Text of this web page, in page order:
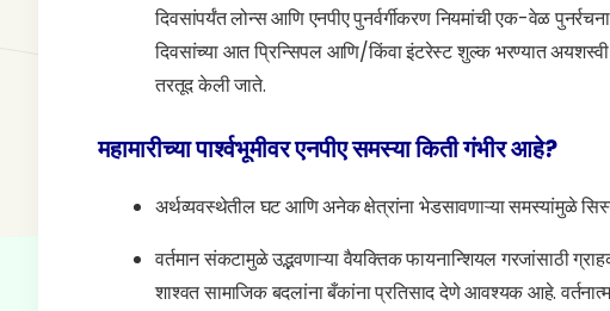
दिवसांपर्यंत लोन्स आणि एनपीए पुनर्वर्गीकरण नियमांची एक-वेळ
दिवसांच्या आत प्रिन्सिपल आणि/किंवा इंटरेस्ट शुल्क भरण्यात
तरतूद केली जाते.
महामारीच्या पार्श्वभूमीवर एनपीए समस्या किती गंभीर आहे?
अर्थव्यवस्थेतील घट आणि अनेक क्षेत्रांना भेडसावणाऱ्या समस्यांमुळे
वर्तमान संकटामुळे उद्भवणाऱ्या वैयक्तिक फायनान्शियल गरजांसाठी
शाश्वत सामाजिक बदलांना बँकांना प्रतिसाद देणे आवश्यक आहे.